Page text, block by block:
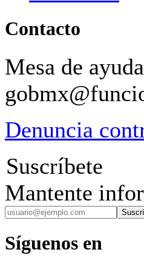
Contacto
Mesa de
Denuncia
Suscríbete
Mantente
Síguenos en